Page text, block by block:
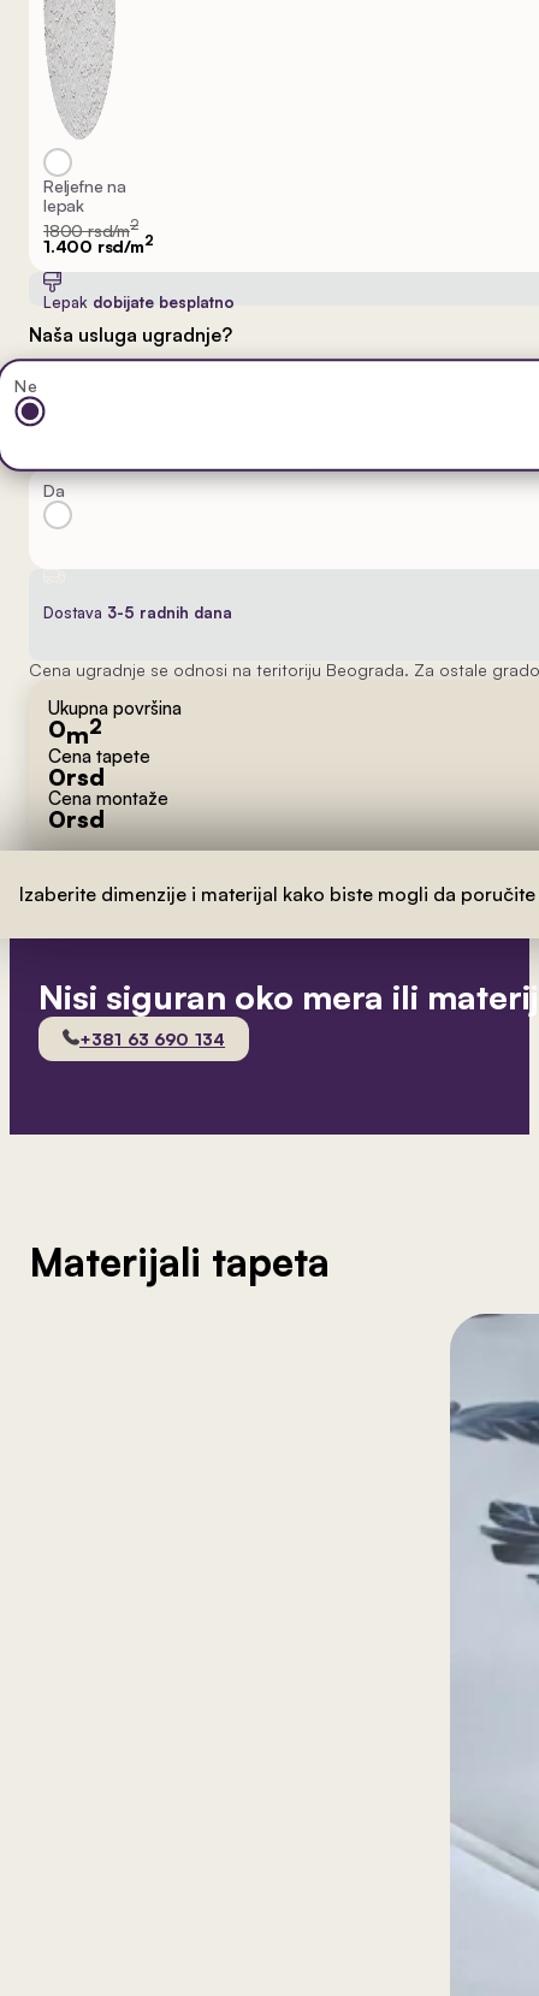
Reljefne na
lepak
1800 rsd/m2
1.400 rsd/m2
Lepak dobijate besplatno
Naša usluga ugradnje?
Ne
Da
Dostava 3-5 radnih dana
Cena ugradnje se odnosi na teritoriju Beograda. Za ostale
Ukupna površina
0m2
Cena tapete
0rsd
Cena montaže
0rsd
Izaberite dimenzije i materijal kako biste mogli da
Nisi siguran oko mera ili
+381 63 690 134
Materijali tapeta